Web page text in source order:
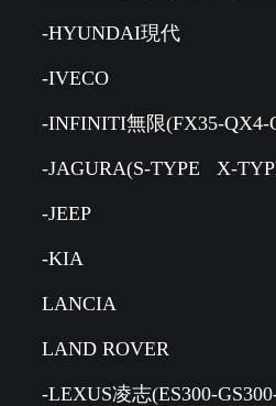
-HYUNDAI現代
-IVECO
-INFINITI無限(FX35-QX4-
-JAGURA(S-TYPE X-
-JEEP
-KIA
LANCIA
LAND ROVER
-LEXUS凌志(ES300-